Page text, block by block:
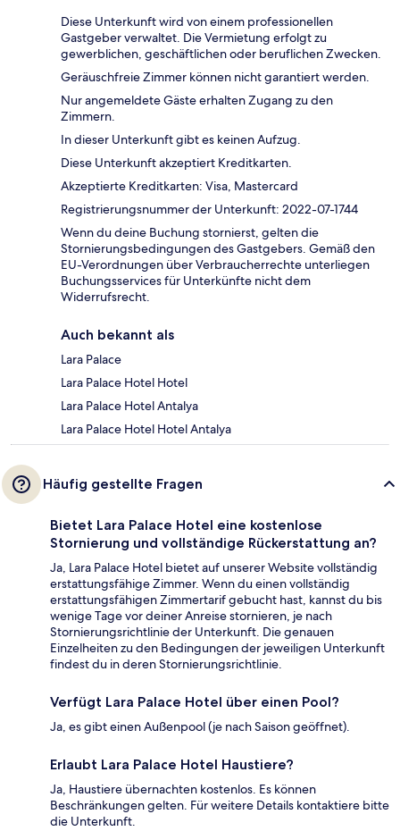
Diese Unterkunft wird von einem professionellen
Gastgeber verwaltet. Die Vermietung erfolgt zu
gewerblichen, geschäftlichen oder beruflichen Zwecken.
Geräuschfreie Zimmer können nicht garantiert werden.
Nur angemeldete Gäste erhalten Zugang zu den
Zimmern.
In dieser Unterkunft gibt es keinen Aufzug.
Diese Unterkunft akzeptiert Kreditkarten.
Akzeptierte Kreditkarten: Visa, Mastercard
Registrierungsnummer der Unterkunft: 2022-07-1744
Wenn du deine Buchung stornierst, gelten die
Stornierungsbedingungen des Gastgebers. Gemäß den
EU-Verordnungen über Verbraucherrechte unterliegen
Buchungsservices für Unterkünfte nicht dem
Widerrufsrecht.
Auch bekannt als
Lara Palace
Lara Palace Hotel Hotel
Lara Palace Hotel Antalya
Lara Palace Hotel Hotel Antalya
Häufig gestellte Fragen
Bietet Lara Palace Hotel eine kostenlose
Stornierung und vollständige Rückerstattung an?
Ja, Lara Palace Hotel bietet auf unserer Website vollständig
erstattungsfähige Zimmer. Wenn du einen vollständig
erstattungsfähigen Zimmertarif gebucht hast, kannst du bis
wenige Tage vor deiner Anreise stornieren, je nach
Stornierungsrichtlinie der Unterkunft. Die genauen
Einzelheiten zu den Bedingungen der jeweiligen Unterkunft
findest du in deren Stornierungsrichtlinie.
Verfügt Lara Palace Hotel über einen Pool?
Ja, es gibt einen Außenpool (je nach Saison geöffnet).
Erlaubt Lara Palace Hotel Haustiere?
Ja, Haustiere übernachten kostenlos. Es können
Beschränkungen gelten. Für weitere Details kontaktiere bitte
die Unterkunft.